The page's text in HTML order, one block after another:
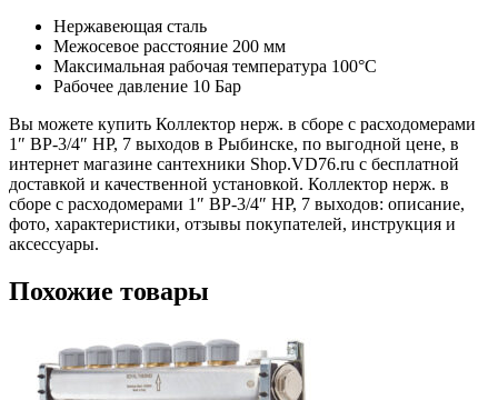
Нержавеющая сталь
Межосевое расстояние 200 мм
Максимальная рабочая температура 100°С
Рабочее давление 10 Бар
Вы можете купить Коллектор нерж. в сборе с расходомерами
1″ ВР-3/4″ НР, 7 выходов в Рыбинске, по выгодной цене, в
интернет магазине сантехники Shop.VD76.ru с бесплатной
доставкой и качественной установкой. Коллектор нерж. в
сборе с расходомерами 1″ ВР-3/4″ НР, 7 выходов: описание,
фото, характеристики, отзывы покупателей, инструкция и
аксессуары.
Похожие товары